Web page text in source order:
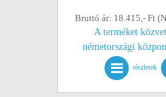
Bruttó ár: 18.415,- Ft
A terméket
németországi
részletek